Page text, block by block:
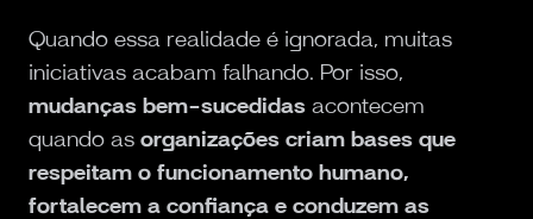
Quando essa realidade é ignorada, muitas
iniciativas acabam falhando. Por isso,
mudanças bem-sucedidas acontecem
quando as organizações criam bases que
respeitam o funcionamento humano,
fortalecem a confiança e conduzem as